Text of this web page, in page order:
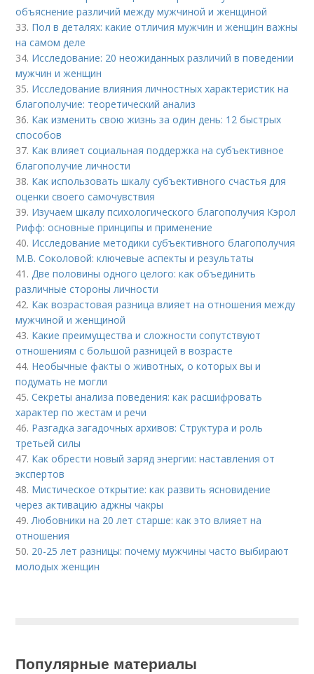
объяснение различий между мужчиной и женщиной
33. Пол в деталях: какие отличия мужчин и женщин важны
на самом деле
34. Исследование: 20 неожиданных различий в поведении
мужчин и женщин
35. Исследование влияния личностных характеристик на
благополучие: теоретический анализ
36. Как изменить свою жизнь за один день: 12 быстрых
способов
37. Как влияет социальная поддержка на субъективное
благополучие личности
38. Как использовать шкалу субъективного счастья для
оценки своего самочувствия
39. Изучаем шкалу психологического благополучия Кэрол
Рифф: основные принципы и применение
40. Исследование методики субъективного благополучия
М.В. Соколовой: ключевые аспекты и результаты
41.Две половины одного целого: как объединить
различные стороны личности
42. Как возрастовая разница влияет на отношения между
мужчиной и женщиной
43. Какие преимущества и сложности сопутствуют
отношениям с большой разницей в возрасте
44. Необычные факты о животных, о которых вы и
подумать не могли
45.Секреты анализа поведения: как расшифровать
характер по жестам и речи
46. Разгадка загадочных архивов: Структура и роль
третьей силы
47. Как обрести новый заряд энергии: наставления от
экспертов
48. Мистическое открытие: как развить ясновидение
через активацию аджны чакры
49.Любовники на 20 лет старше: как это влияет на
отношения
50. 20-25 лет разницы: почему мужчины часто выбирают
молодых женщин
Популярные материалы